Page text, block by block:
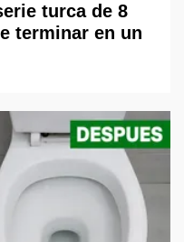
turca de 8
terminar en un